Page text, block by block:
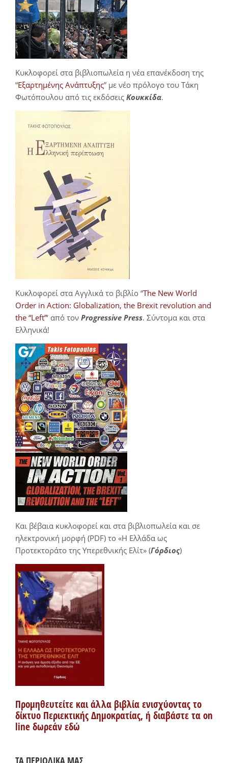
Κυκλοφορεί στα βιβλιοπωλεία η νέα επανέκδοση της
“Εξαρτημένης Ανάπτυξης” με νέο πρόλογο του Τάκη
Φωτόπουλου από τις εκδόσεις Κουκκίδα.
Κυκλοφορεί στα Αγγλικά το βιβλίο “The New World
Order in Action: Globalization, the Brexit revolution and
the “Left”‘ από τον Progressive Press. Σύντομα και στα
Ελληνικά!
Και βέβαια κυκλοφορεί και στα βιβλιοπωλεία και σε
ηλεκτρονική μορφή (PDF) το «Η Ελλάδα ως
Προτεκτοράτο της Υπερεθνικής Ελίτ» (Γόρδιος)
Προμηθευτείτε και άλλα βιβλία ενισχύοντας το
δίκτυο Περιεκτικής Δημοκρατίας, ή διαβάστε τα on
line δωρεάν εδώ